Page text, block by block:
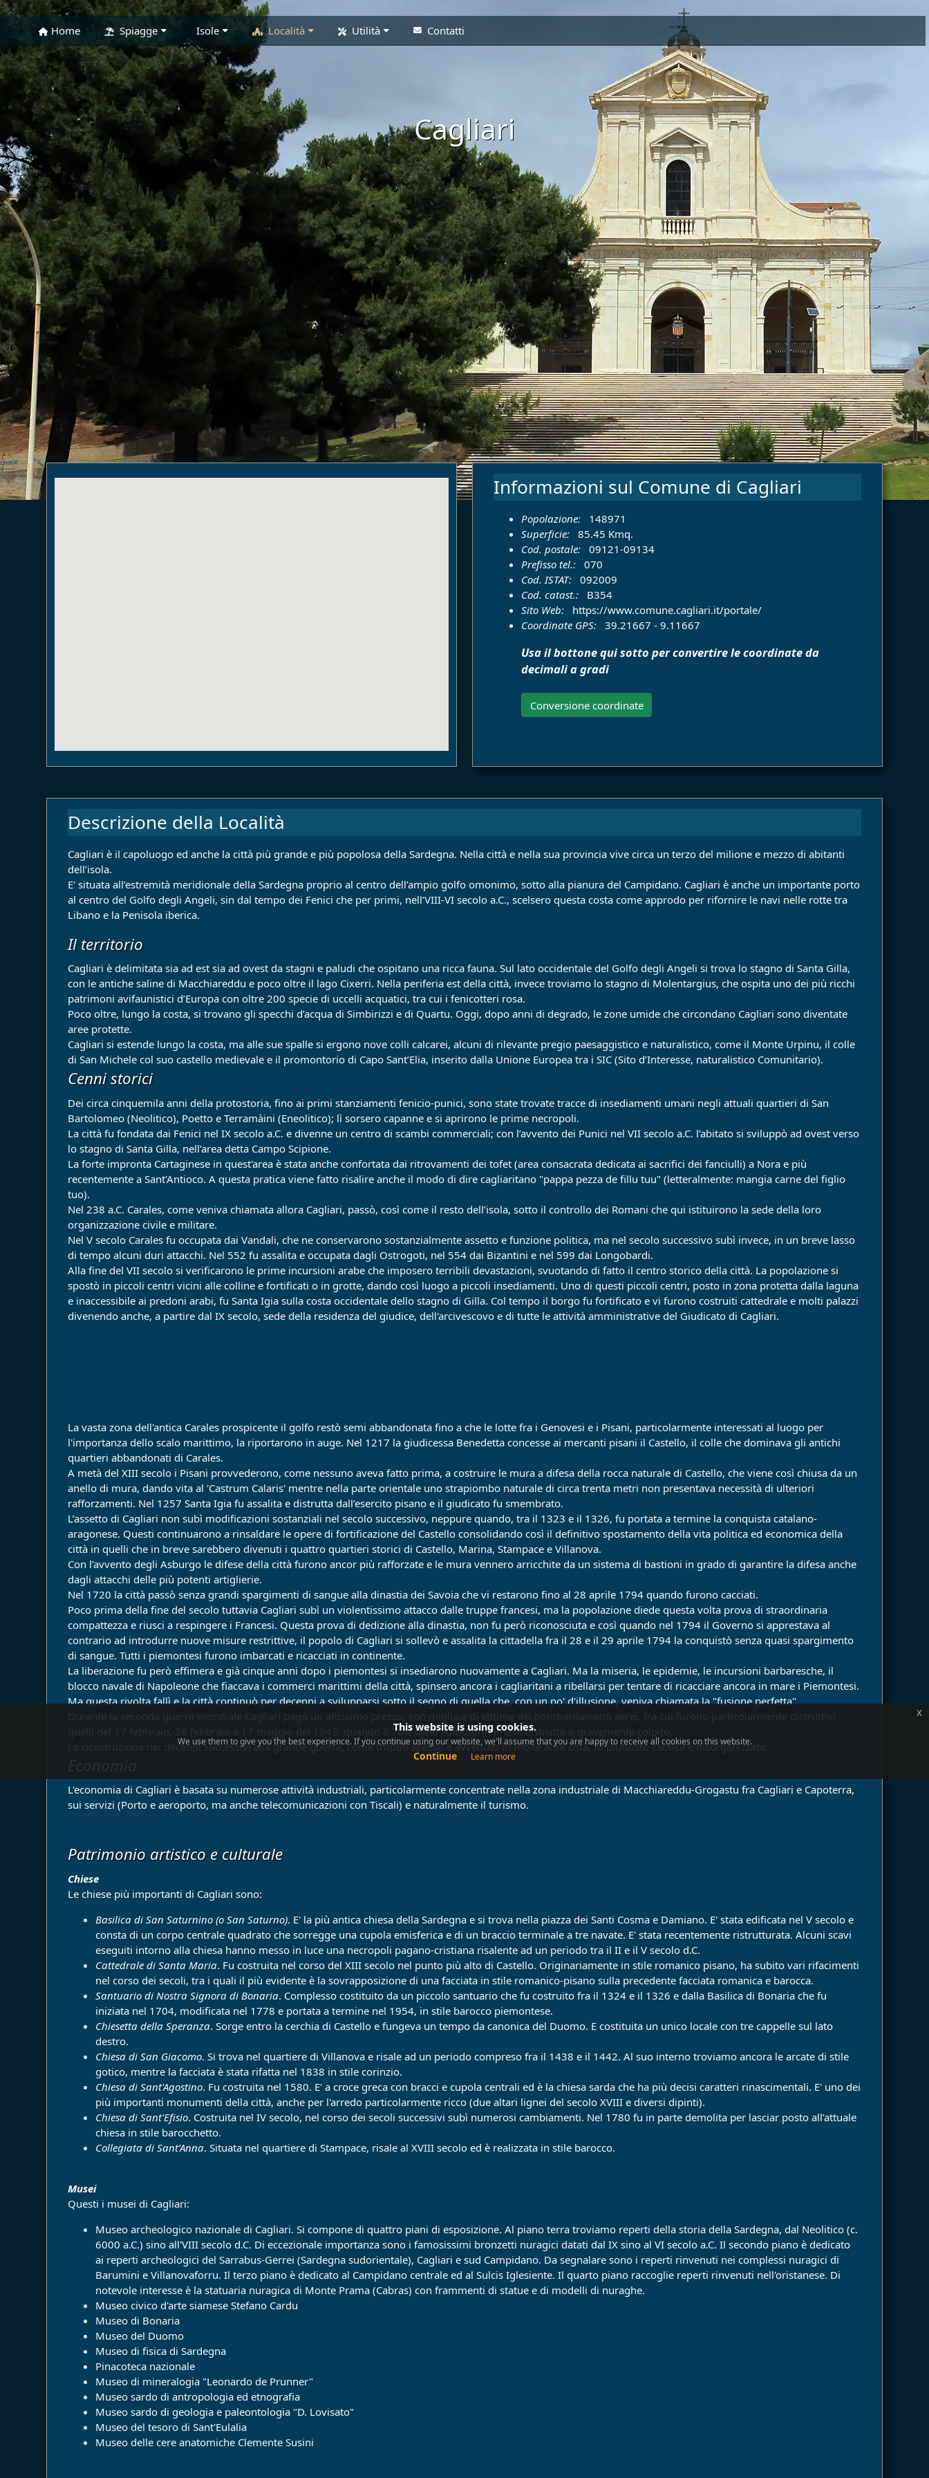
Home Spiagge Isole Località Utilità Contatti
Cagliari
Informazioni sul Comune di Cagliari
Popolazione: 148971
Superficie:85.45 Kmq.
Cod. postale:09121-09134
Prefisso tel.:070
Cod. ISTAT:092009
Cod. catast.: B354
Sito Web: https://www.comune.cagliari.it/portale/
Coordinate GPS:39.21667 - 9.11667
Usa il bottone qui sotto per convertire le coordinate da
decimali a gradi
Conversione coordinate
Descrizione della Località
Cagliari è il capoluogo ed anche la città più grande e più popolosa della Sardegna. Nella città e nella sua provincia vive circa un terzo del milione e mezzo di abitanti
dell’isola.
E' situata all’estremità meridionale della Sardegna proprio al centro dell’ampio golfo omonimo, sotto alla pianura del Campidano. Cagliari è anche un importante porto
al centro del Golfo degli Angeli, sin dal tempo dei Fenici che per primi, nell’VIII-VI secolo a.C., scelsero questa costa come approdo per rifornire le navi nelle rotte tra
Libano e la Penisola iberica.
Il territorio
Cagliari è delimitata sia ad est sia ad ovest da stagni e paludi che ospitano una ricca fauna. Sul lato occidentale del Golfo degli Angeli si trova lo stagno di Santa Gilla,
con le antiche saline di Macchiareddu e poco oltre il lago Cixerri. Nella periferia est della città, invece troviamo lo stagno di Molentargius, che ospita uno dei più ricchi
patrimoni avifaunistici d’Europa con oltre 200 specie di uccelli acquatici, tra cui i fenicotteri rosa.
Poco oltre, lungo la costa, si trovano gli specchi d’acqua di Simbirizzi e di Quartu. Oggi, dopo anni di degrado, le zone umide che circondano Cagliari sono diventate
aree protette.
Cagliari si estende lungo la costa, ma alle sue spalle si ergono nove colli calcarei, alcuni di rilevante pregio paesaggistico e naturalistico, come il Monte Urpinu, il colle
di San Michele col suo castello medievale e il promontorio di Capo Sant’Elia, inserito dalla Unione Europea tra i SIC (Sito d’Interesse, naturalistico Comunitario).
Cenni storici
Dei circa cinquemila anni della protostoria, fino ai primi stanziamenti fenicio-punici, sono state trovate tracce di insediamenti umani negli attuali quartieri di San
Bartolomeo (Neolitico), Poetto e Terramàini (Eneolitico); lì sorsero capanne e si aprirono le prime necropoli.
La città fu fondata dai Fenici nel IX secolo a.C. e divenne un centro di scambi commerciali; con l’avvento dei Punici nel VII secolo a.C. l’abitato si sviluppò ad ovest verso
lo stagno di Santa Gilla, nell’area detta Campo Scipione.
La forte impronta Cartaginese in quest'area è stata anche confortata dai ritrovamenti dei tofet (area consacrata dedicata ai sacrifici dei fanciulli) a Nora e più
recentemente a Sant'Antioco. A questa pratica viene fatto risalire anche il modo di dire cagliaritano "pappa pezza de fillu tuu" (letteralmente: mangia carne del figlio
tuo).
Nel 238 a.C. Carales, come veniva chiamata allora Cagliari, passò, così come il resto dell’isola, sotto il controllo dei Romani che qui istituirono la sede della loro
organizzazione civile e militare.
Nel V secolo Carales fu occupata dai Vandali, che ne conservarono sostanzialmente assetto e funzione politica, ma nel secolo successivo subì invece, in un breve lasso
di tempo alcuni duri attacchi. Nel 552 fu assalita e occupata dagli Ostrogoti, nel 554 dai Bizantini e nel 599 dai Longobardi.
Alla fine del VII secolo si verificarono le prime incursioni arabe che imposero terribili devastazioni, svuotando di fatto il centro storico della città. La popolazione si
spostò in piccoli centri vicini alle colline e fortificati o in grotte, dando così luogo a piccoli insediamenti. Uno di questi piccoli centri, posto in zona protetta dalla laguna
e inaccessibile ai predoni arabi, fu Santa Igia sulla costa occidentale dello stagno di Gilla. Col tempo il borgo fu fortificato e vi furono costruiti cattedrale e molti palazzi
divenendo anche, a partire dal IX secolo, sede della residenza del giudice, dell'arcivescovo e di tutte le attività amministrative del Giudicato di Cagliari.
La vasta zona dell'antica Carales prospicente il golfo restò semi abbandonata fino a che le lotte fra i Genovesi e i Pisani, particolarmente interessati al luogo per
l'importanza dello scalo marittimo, la riportarono in auge. Nel 1217 la giudicessa Benedetta concesse ai mercanti pisani il Castello, il colle che dominava gli antichi
quartieri abbandonati di Carales.
A metà del XIII secolo i Pisani provvederono, come nessuno aveva fatto prima, a costruire le mura a difesa della rocca naturale di Castello, che viene così chiusa da un
anello di mura, dando vita al 'Castrum Calaris' mentre nella parte orientale uno strapiombo naturale di circa trenta metri non presentava necessità di ulteriori
rafforzamenti. Nel 1257 Santa Igia fu assalita e distrutta dall’esercito pisano e il giudicato fu smembrato.
L’assetto di Cagliari non subì modificazioni sostanziali nel secolo successivo, neppure quando, tra il 1323 e il 1326, fu portata a termine la conquista catalano-
aragonese. Questi continuarono a rinsaldare le opere di fortificazione del Castello consolidando così il definitivo spostamento della vita politica ed economica della
città in quelli che in breve sarebbero divenuti i quattro quartieri storici di Castello, Marina, Stampace e Villanova.
Con l’avvento degli Asburgo le difese della città furono ancor più rafforzate e le mura vennero arricchite da un sistema di bastioni in grado di garantire la difesa anche
dagli attacchi delle più potenti artiglierie.
Nel 1720 la città passò senza grandi spargimenti di sangue alla dinastia dei Savoia che vi restarono fino al 28 aprile 1794 quando furono cacciati.
Poco prima della fine del secolo tuttavia Cagliari subì un violentissimo attacco dalle truppe francesi, ma la popolazione diede questa volta prova di straordinaria
compattezza e riusci a respingere i Francesi. Questa prova di dedizione alla dinastia, non fu però riconosciuta e così quando nel 1794 il Governo si apprestava al
contrario ad introdurre nuove misure restrittive, il popolo di Cagliari si sollevò e assalita la cittadella fra il 28 e il 29 aprile 1794 la conquistò senza quasi spargimento
di sangue. Tutti i piemontesi furono imbarcati e ricacciati in continente.
La liberazione fu però effimera e già cinque anni dopo i piemontesi si insediarono nuovamente a Cagliari. Ma la miseria, le epidemie, le incursioni barbaresche, il
blocco navale di Napoleone che fiaccava i commerci marittimi della città, spinsero ancora i cagliaritani a ribellarsi per tentare di ricacciare ancora in mare i Piemontesi.
Ma questa rivolta fallì e la città continuò per decenni a svilupparsi sotto il segno di quella che, con un po' d'illusione, veniva chiamata la "fusione perfetta".
Durante la seconda guerra mondiale Cagliari pagò un altissimo prezzo, con migliaia di vittime dei bombardamenti aerei, fra cui furono particolarmente distruttivi
quelli del 17 febbraio, 28 febbraio e 17 maggio del 1943, quando il 70% delle abitazioni rimase distrutto o gravemente colpito.
La ricostruzione nei decenni successivi alla grande guerra, come troppo spesso è avvenuto in molte altre città, fu piuttosto caotica e disorganizzata.
Economia
L'economia di Cagliari è basata su numerose attività industriali, particolarmente concentrate nella zona industriale di Macchiareddu-Grogastu fra Cagliari e Capoterra,
sui servizi (Porto e aeroporto, ma anche telecomunicazioni con Tiscali) e naturalmente il turismo.
Patrimonio artistico e culturale
Chiese
Le chiese più importanti di Cagliari sono:
Basilica di San Saturnino (o San Saturno). E' la più antica chiesa della Sardegna e si trova nella piazza dei Santi Cosma e Damiano. E' stata edificata nel V secolo e
consta di un corpo centrale quadrato che sorregge una cupola emisferica e di un braccio terminale a tre navate. E' stata recentemente ristrutturata. Alcuni scavi
eseguiti intorno alla chiesa hanno messo in luce una necropoli pagano-cristiana risalente ad un periodo tra il II e il V secolo d.C.
Cattedrale di Santa Maria. Fu costruita nel corso del XIII secolo nel punto più alto di Castello. Originariamente in stile romanico pisano, ha subito vari rifacimenti
nel corso dei secoli, tra i quali il più evidente è la sovrapposizione di una facciata in stile romanico-pisano sulla precedente facciata romanica e barocca.
Santuario di Nostra Signora di Bonaria. Complesso costituito da un piccolo santuario che fu costruito fra il 1324 e il 1326 e dalla Basilica di Bonaria che fu
iniziata nel 1704, modificata nel 1778 e portata a termine nel 1954, in stile barocco piemontese.
Chiesetta della Speranza. Sorge entro la cerchia di Castello e fungeva un tempo da canonica del Duomo. E costituita un unico locale con tre cappelle sul lato
destro.
Chiesa di San Giacomo. Si trova nel quartiere di Villanova e risale ad un periodo compreso fra il 1438 e il 1442. Al suo interno troviamo ancora le arcate di stile
gotico, mentre la facciata è stata rifatta nel 1838 in stile corinzio.
Chiesa di Sant'Agostino. Fu costruita nel 1580. E' a croce greca con bracci e cupola centrali ed è la chiesa sarda che ha più decisi caratteri rinascimentali. E' uno dei
più importanti monumenti della città, anche per l'arredo particolarmente ricco (due altari lignei del secolo XVIII e diversi dipinti).
Chiesa di Sant'Efisio. Costruita nel IV secolo, nel corso dei secoli successivi subì numerosi cambiamenti. Nel 1780 fu in parte demolita per lasciar posto all’attuale
chiesa in stile barocchetto.
Collegiata di Sant’Anna. Situata nel quartiere di Stampace, risale al XVIII secolo ed è realizzata in stile barocco.
Musei
Questi i musei di Cagliari:
Museo archeologico nazionale di Cagliari. Si compone di quattro piani di esposizione. Al piano terra troviamo reperti della storia della Sardegna, dal Neolitico (c.
6000 a.C.) sino all'VIII secolo d.C. Di eccezionale importanza sono i famosissimi bronzetti nuragici datati dal IX sino al VI secolo a.C. Il secondo piano è dedicato
ai reperti archeologici del Sarrabus-Gerrei (Sardegna sudorientale), Cagliari e sud Campidano. Da segnalare sono i reperti rinvenuti nei complessi nuragici di
Barumini e Villanovaforru. Il terzo piano è dedicato al Campidano centrale ed al Sulcis Iglesiente. Il quarto piano raccoglie reperti rinvenuti nell'oristanese. Di
notevole interesse è la statuaria nuragica di Monte Prama (Cabras) con frammenti di statue e di modelli di nuraghe.
Museo civico d'arte siamese Stefano Cardu
Museo di Bonaria
Museo del Duomo
Museo di fisica di Sardegna
Pinacoteca nazionale
Museo di mineralogia "Leonardo de Prunner"
Museo sardo di antropologia ed etnografia
Museo sardo di geologia e paleontologia "D. Lovisato"
Museo del tesoro di Sant'Eulalia
Museo delle cere anatomiche Clemente Susini
This website is using cookies.
We use them to give you the best experience. If you continue using our website, we'll assume that you are happy to receive all cookies on this website.
Continue Learn more
x